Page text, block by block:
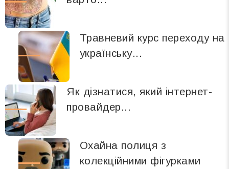
Травневий курс переходу на
українську...
Як дізнатися, який інтернет-
провайдер...
Охайна полиця з
колекційними фігурками